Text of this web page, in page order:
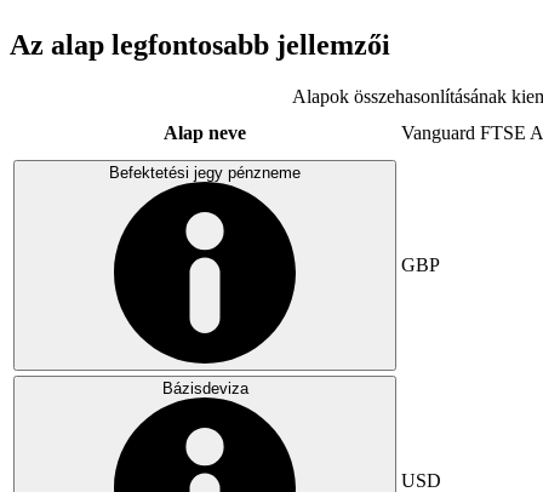
Az alap legfontosabb jellemzői
Alapok összehasonlításának
Alap neve
Vanguard FTSE
Befektetési jegy pénzneme
GBP
Bázisdeviza
USD